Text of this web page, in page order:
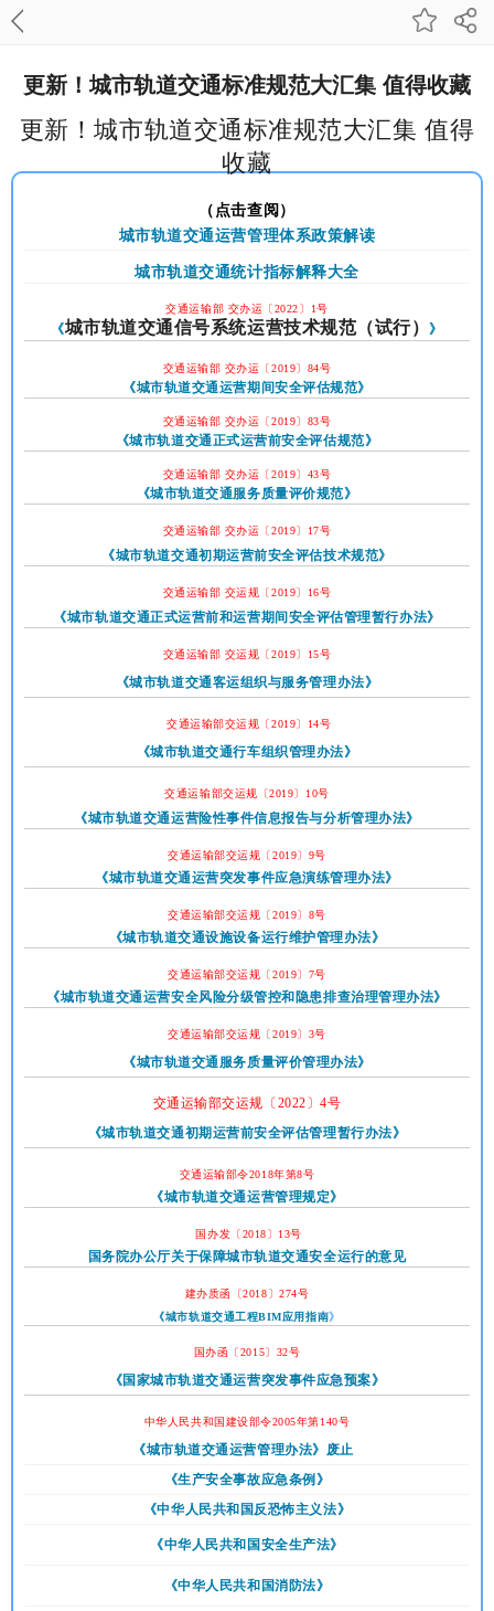
更新！城市轨道交通标准规范大汇集 值得收藏
更新！城市轨道交通标准规范大汇集 值得
收藏
（点击查阅）
城市轨道交通运营管理体系政策解读
城市轨道交通统计指标解释大全
交通运输部 交办运〔2022〕1号
《城市轨道交通信号系统运营技术规范（试行）》
交通运输部 交办运〔2019〕84号
《城市轨道交通运营期间安全评估规范》
交通运输部 交办运〔2019〕83号
《城市轨道交通正式运营前安全评估规范》
交通运输部 交办运〔2019〕43号
《城市轨道交通服务质量评价规范》
交通运输部 交办运〔2019〕17号
《城市轨道交通初期运营前安全评估技术规范》
交通运输部 交运规〔2019〕16号
《城市轨道交通正式运营前和运营期间安全评估管理暂行办法》
交通运输部 交运规〔2019〕15号
《城市轨道交通客运组织与服务管理办法》
交通运输部交运规〔2019〕14号
《城市轨道交通行车组织管理办法》
交通运输部交运规〔2019〕10号
《城市轨道交通运营险性事件信息报告与分析管理办法》
交通运输部交运规〔2019〕9号
《城市轨道交通运营突发事件应急演练管理办法》
交通运输部交运规〔2019〕8号
《城市轨道交通设施设备运行维护管理办法》
交通运输部交运规〔2019〕7号
《城市轨道交通运营安全风险分级管控和隐患排查治理管理办法》
交通运输部交运规〔2019〕3号
《城市轨道交通服务质量评价管理办法》
交通运输部交运规〔2022〕4号
《城市轨道交通初期运营前安全评估管理暂行办法》
交通运输部令2018年第8号
《城市轨道交通运营管理规定》
国办发〔2018〕13号
国务院办公厅关于保障城市轨道交通安全运行的意见
建办质函〔2018〕274号
《城市轨道交通工程BIM应用指南》
国办函〔2015〕32号
《国家城市轨道交通运营突发事件应急预案》
中华人民共和国建设部令2005年第140号
《城市轨道交通运营管理办法》废止
《生产安全事故应急条例》
《中华人民共和国反恐怖主义法》
《中华人民共和国安全生产法》
《中华人民共和国消防法》